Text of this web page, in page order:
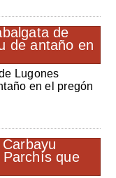
Lugones
en el pregón